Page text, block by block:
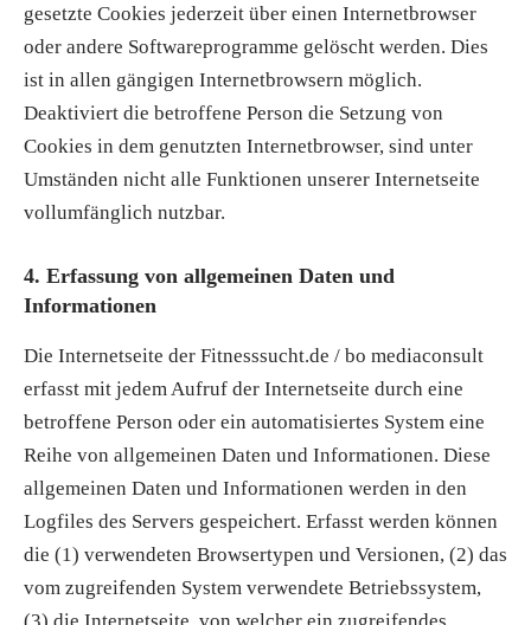
gesetzte Cookies jederzeit über einen Internetbrowser
oder andere Softwareprogramme gelöscht werden. Dies
ist in allen gängigen Internetbrowsern möglich.
Deaktiviert die betroffene Person die Setzung von
Cookies in dem genutzten Internetbrowser, sind unter
Umständen nicht alle Funktionen unserer Internetseite
vollumfänglich nutzbar.
4. Erfassung von allgemeinen Daten und
Informationen
Die Internetseite der Fitnesssucht.de / bo mediaconsult
erfasst mit jedem Aufruf der Internetseite durch eine
betroffene Person oder ein automatisiertes System eine
Reihe von allgemeinen Daten und Informationen. Diese
allgemeinen Daten und Informationen werden in den
Logfiles des Servers gespeichert. Erfasst werden können
die (1) verwendeten Browsertypen und Versionen, (2) das
vom zugreifenden System verwendete Betriebssystem,